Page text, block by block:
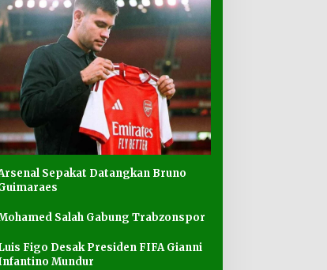
Sepakat Datangkan Bruno
Salah Gabung Trabzonspor
Figo Desak Presiden FIFA Gianni
Mundur